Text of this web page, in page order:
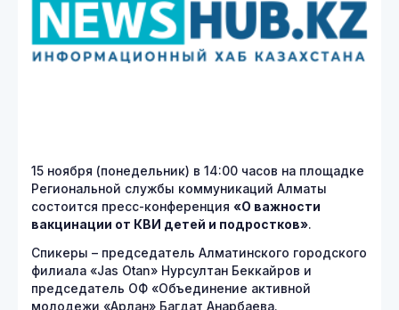
15 ноября (понедельник) в 14:00 часов на площадке
Региональной службы коммуникаций Алматы
состоится пресс-конференция «О важности
вакцинации от КВИ детей и подростков».
Спикеры – председатель Алматинского городского
филиала «Jas Otan» Нурсултан Беккайров и
председатель ОФ «Объединение активной
молодежи «Арлан» Багдат Анарбаева.